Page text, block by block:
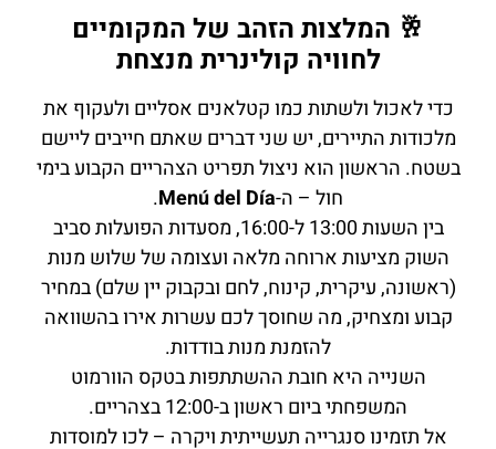
🥂 המלצות הזהב של המקומיים
לחוויה קולינרית מנצחת
כדי לאכול ולשתות כמו קטלאנים אסליים ולעקוף את
מלכודות התיירים, יש שני דברים שאתם חייבים ליישם
בשטח. הראשון הוא ניצול תפריט הצהריים הקבוע בימי
חול – ה-Menú del Día
.
בין השעות 13:00 ל-16:00, מסעדות הפועלות סביב
השוק מציעות ארוחה מלאה ועצומה של שלוש מנות
(ראשונה, עיקרית, קינוח, לחם ובקבוק יין שלם) במחיר
קבוע ומצחיק, מה שחוסך לכם עשרות אירו בהשוואה
להזמנת מנות בודדות.
השנייה היא חובת ההשתתפות בטקס הוורמוט
המשפחתי ביום ראשון ב-12:00 בצהריים.
אל תזמינו סנגרייה תעשייתית ויקרה – לכו למוסדות